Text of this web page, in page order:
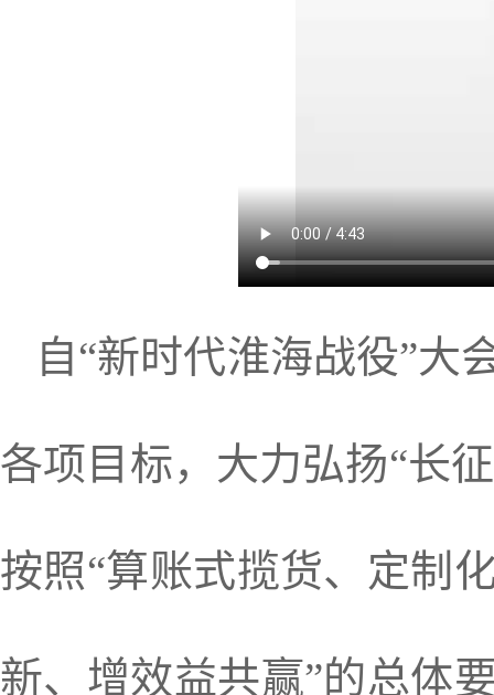
自“新时代淮海战役”大
各项目标，大力弘扬“长
按照“算账式揽货、定制
新、增效益共赢”的总体